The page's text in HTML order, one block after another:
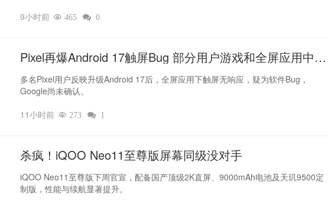
9小时前  465  0
Pixel再爆Android 17触屏Bug 部分用户游戏和全屏应用中触
多名Pixel用户反映升级Android 17后，全屏应用下触屏无响应，疑为软件Bug，
Google尚未确认。
11小时前  273  1
杀疯！iQOO Neo11至尊版屏幕同级没对手
iQOO Neo11至尊版下周官宣，配备国产顶级2K直屏、9000mAh电池及天玑9500定
制版，性能与续航显著提升。